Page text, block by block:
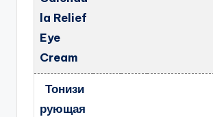
la Relief
Eye
Cream
Тонизи
рующая